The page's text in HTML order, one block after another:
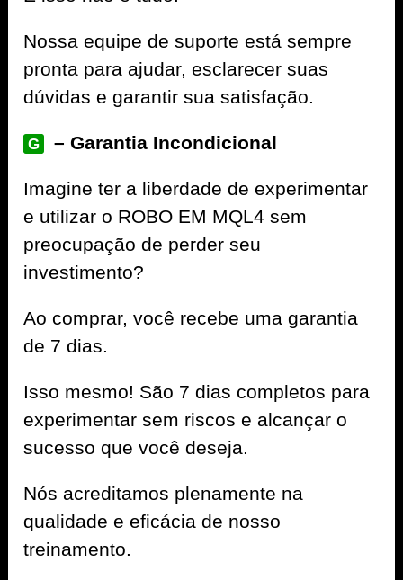
Nossa equipe de suporte está sempre
pronta para ajudar, esclarecer suas
dúvidas e garantir sua satisfação.
G – Garantia Incondicional
Imagine ter a liberdade de experimentar
e utilizar o ROBO EM MQL4 sem
preocupação de perder seu
investimento?
Ao comprar, você recebe uma garantia
de 7 dias.
Isso mesmo! São 7 dias completos para
experimentar sem riscos e alcançar o
sucesso que você deseja.
Nós acreditamos plenamente na
qualidade e eficácia de nosso
treinamento.